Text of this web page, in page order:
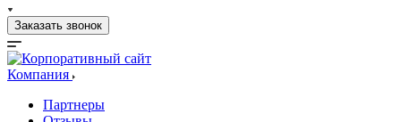
Заказать звонок
Компания
Партнеры